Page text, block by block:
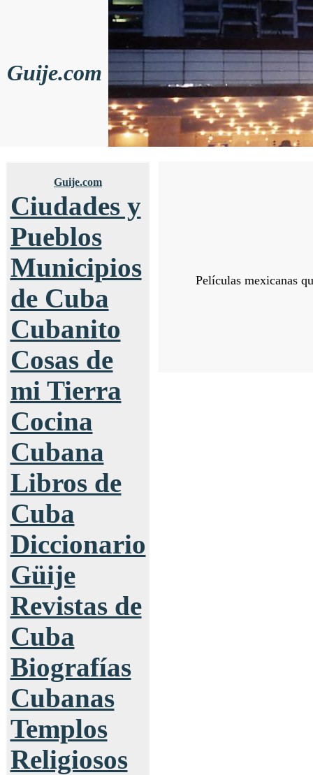
Guije.com
Guije.com
Ciudades y
Pueblos
Municipios
de Cuba
Cubanito
Cosas de
mi Tierra
Cocina
Cubana
Libros de
Cuba
Diccionario
Güije
Revistas de
Cuba
Biografías
Cubanas
Templos
Religiosos
Películas mexicanas